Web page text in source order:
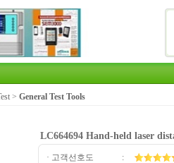
> General Test Tools
LC664694 Hand-held laser
· 고객선호도
: